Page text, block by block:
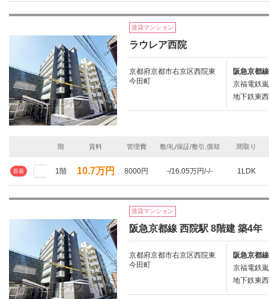
賃貸マンション
ラウレア西院
京都府京都市右京区西院東
今田町
阪急京都
京福電鉄
地下鉄東
階 賃料 管理費 敷/礼/保証/敷引,償却 間取り
新着 1階 10.7万円 8000円 -/16.05万円/-/- 1LDK
賃貸マンション
阪急京都線 西院駅 8階建 築4年
京都府京都市右京区西院東
今田町
阪急京都
京福電鉄
地下鉄東